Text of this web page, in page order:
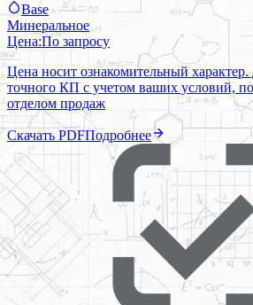
Base
Минеральное
Цена:По запросу
Цена носит ознакомительный
точного КП с учетом ваших условий,
отделом продаж
Скачать PDFПодробнее